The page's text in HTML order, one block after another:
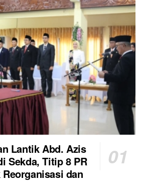
Lantik Abd. Azis
Sekda, Titip 8 PR
dan